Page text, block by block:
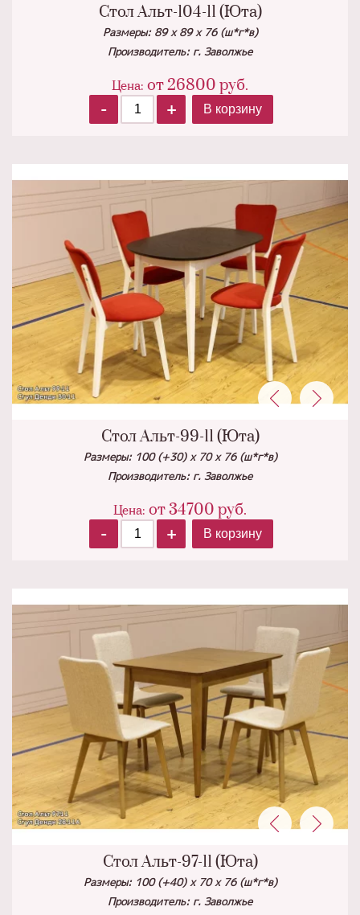
Стол Альт-104-11 (Юта)
Размеры: 89 х 89 х 76 (ш*г*в)
Производитель: г. Заволжье
Цена: от26800 руб.
-
+ В корзину
Стол Альт-99-11 (Юта)
Размеры: 100 (+30) х 70 х 76 (ш*г*в)
Производитель: г. Заволжье
Цена: от34700 руб.
-
+ В корзину
Стол Альт-97-11 (Юта)
Размеры: 100 (+40) х 70 х 76 (ш*г*в)
Производитель: г. Заволжье